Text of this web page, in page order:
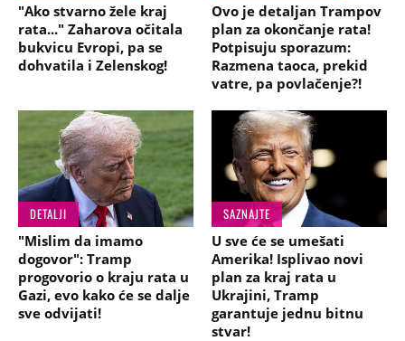
"Ako stvarno žele kraj
rata..." Zaharova očitala
bukvicu Evropi, pa se
dohvatila i Zelenskog!
Ovo je detaljan Trampov
plan za okončanje rata!
Potpisuju sporazum:
Razmena taoca, prekid
vatre, pa povlačenje?!
DETALJI
"Mislim da imamo
dogovor": Tramp
progovorio o kraju rata u
Gazi, evo kako će se dalje
sve odvijati!
SAZNAJTE
U sve će se umešati
Amerika! Isplivao novi
plan za kraj rata u
Ukrajini, Tramp
garantuje jednu bitnu
stvar!